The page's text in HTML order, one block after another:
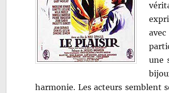
une
harmonie. Les acteurs semblent